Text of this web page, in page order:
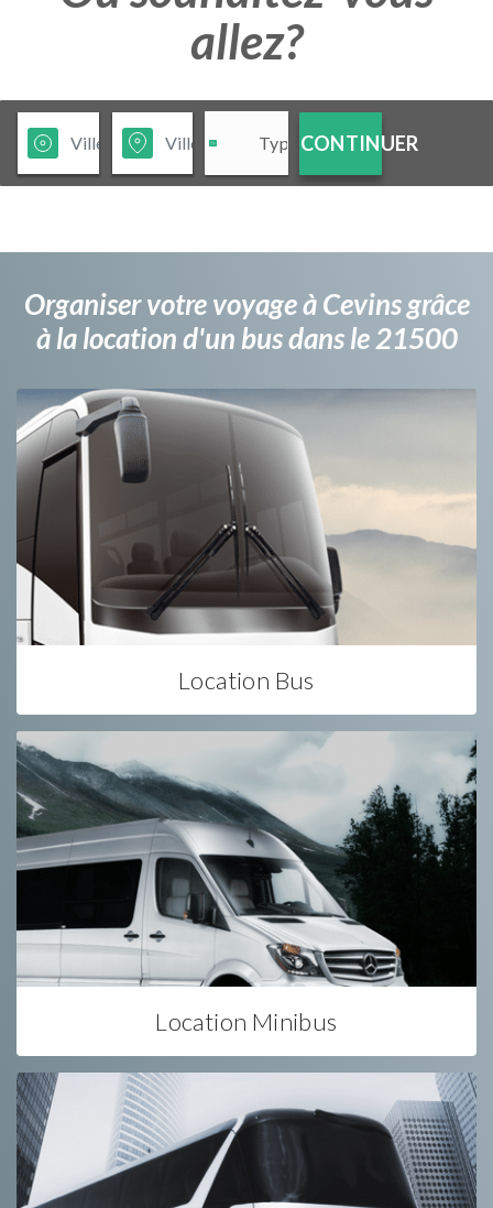
allez?
CONTINUER
Organiser votre voyage à Cevins grâce
à la location d'un bus dans le 21500
Location Bus
Location Minibus